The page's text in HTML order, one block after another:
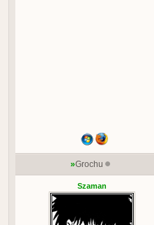
»Grochu
Szaman